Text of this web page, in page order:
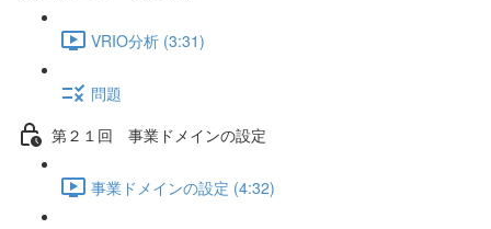
VRIO分析 (3:31)
問題
第２１回 事業ドメインの設定
事業ドメインの設定 (4:32)